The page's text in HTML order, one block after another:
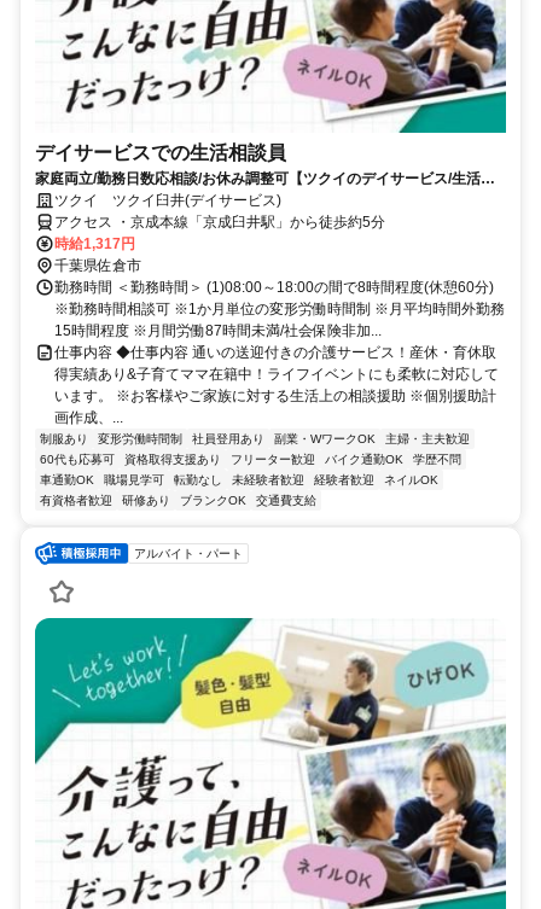
デイサービスでの生活相談員
家庭両立/勤務日数応相談/お休み調整可【ツクイのデイサービス/生活相
談員求人】
ツクイ ツクイ臼井(デイサービス)
アクセス ・京成本線「京成臼井駅」から徒歩約5分
時給1,317円
千葉県佐倉市
勤務時間 ＜勤務時間＞ (1)08:00～18:00の間で8時間程度(休憩60分)
※勤務時間相談可 ※1か月単位の変形労働時間制 ※月平均時間外勤務
15時間程度 ※月間労働87時間未満/社会保険非加...
仕事内容 ◆仕事内容 通いの送迎付きの介護サービス！産休・育休取
得実績あり&子育てママ在籍中！ライフイベントにも柔軟に対応して
います。 ※お客様やご家族に対する生活上の相談援助 ※個別援助計
画作成、...
制服あり 変形労働時間制 社員登用あり 副業・WワークOK
主婦・主夫歓迎
60代も応募可
資格取得支援あり フリーター歓迎 バイク通勤OK
学歴不問
車通勤OK
職場見学可 転勤なし 未経験者歓迎 経験者歓迎
ネイルOK
有資格者歓迎
研修あり ブランクOK 交通費支給
アルバイト・パート